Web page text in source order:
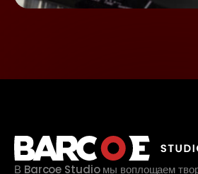
В Barcoe Studio мы воплощаем